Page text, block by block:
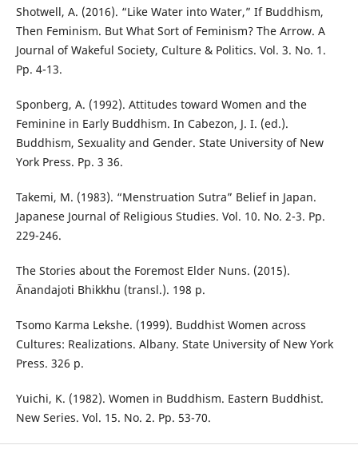
Shotwell, A. (2016). “Like Water into Water,” If Buddhism,
Then Feminism. But What Sort of Feminism? The Arrow. A
Journal of Wakeful Society, Culture & Politics. Vol. 3. No. 1.
Pp. 4-13.
Sponberg, A. (1992). Attitudes toward Women and the
Feminine in Early Buddhism. In Cabezon, J. I. (ed.).
Buddhism, Sexuality and Gender. State University of New
York Press. Pp. 3 36.
Takemi, M. (1983). “Menstruation Sutra” Belief in Japan.
Japanese Journal of Religious Studies. Vol. 10. No. 2-3. Pp.
229-246.
The Stories about the Foremost Elder Nuns. (2015).
Ānandajoti Bhikkhu (transl.). 198 p.
Tsomo Karma Lekshe. (1999). Buddhist Women across
Cultures: Realizations. Albany. State University of New York
Press. 326 p.
Yuichi, K. (1982). Women in Buddhism. Eastern Buddhist.
New Series. Vol. 15. No. 2. Pp. 53-70.